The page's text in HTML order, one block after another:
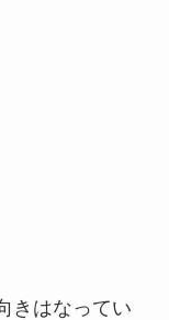
きはなってい